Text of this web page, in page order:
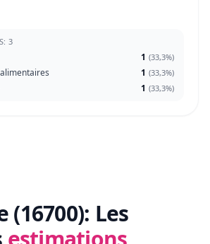
3
1 (33,3%)
1 (33,3%)
1 (33,3%)
(16700): Les